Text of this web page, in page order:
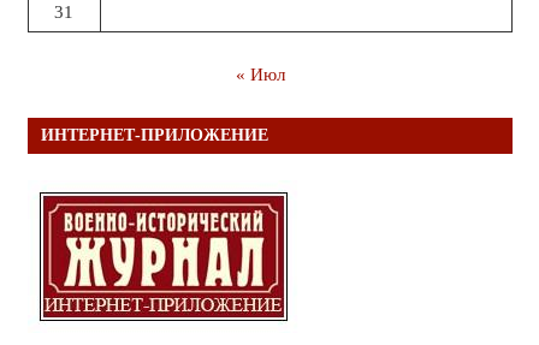
31
« Июл
ИНТЕРНЕТ-ПРИЛОЖЕНИЕ